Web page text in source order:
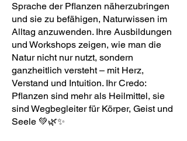
Sprache der Pflanzen näherzubringen
und sie zu befähigen, Naturwissen im
Alltag anzuwenden. Ihre Ausbildungen
und Workshops zeigen, wie man die
Natur nicht nur nutzt, sondern
ganzheitlich versteht – mit Herz,
Verstand und Intuition. Ihr Credo:
Pflanzen sind mehr als Heilmittel, sie
sind Wegbegleiter für Körper, Geist und
Seele 💚🌿✨